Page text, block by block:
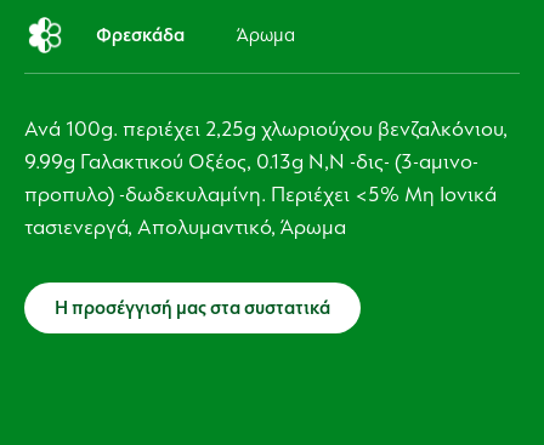
Φρεσκάδα Άρωμα
Ανά 100g. περιέχει 2,25g χλωριούχου βενζαλκόνιου,
9.99g Γαλακτικού Οξέος, 0.13g Ν,Ν -δις- (3-αμινο-
προπυλο) -δωδεκυλαμίνη. Περιέχει <5% Μη Ιονικά
τασιενεργά, Απολυμαντικό, Άρωμα
Η προσέγγισή μας στα συστατικά